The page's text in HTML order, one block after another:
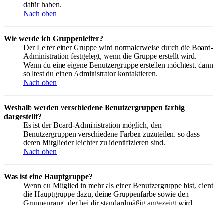
dafür haben.
Nach oben
Wie werde ich Gruppenleiter?
Der Leiter einer Gruppe wird normalerweise durch die Board-
Administration festgelegt, wenn die Gruppe erstellt wird.
Wenn du eine eigene Benutzergruppe erstellen möchtest, dann
solltest du einen Administrator kontaktieren.
Nach oben
Weshalb werden verschiedene Benutzergruppen farbig
dargestellt?
Es ist der Board-Administration möglich, den
Benutzergruppen verschiedene Farben zuzuteilen, so dass
deren Mitglieder leichter zu identifizieren sind.
Nach oben
Was ist eine Hauptgruppe?
Wenn du Mitglied in mehr als einer Benutzergruppe bist, dient
die Hauptgruppe dazu, deine Gruppenfarbe sowie den
Gruppenrang, der bei dir standardmäßig angezeigt wird,